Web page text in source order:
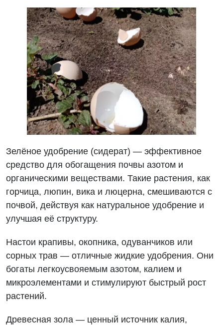
Зелёное удобрение (сидерат) — эффективное
средство для обогащения почвы азотом и
органическими веществами. Такие растения, как
горчица, люпин, вика и люцерна, смешиваются с
почвой, действуя как натуральное удобрение и
улучшая её структуру.
Настои крапивы, окопника, одуванчиков или
сорных трав — отличные жидкие удобрения. Они
богаты легкоусвояемым азотом, калием и
микроэлементами и стимулируют быстрый рост
растений.
Древесная зола — ценный источник калия,